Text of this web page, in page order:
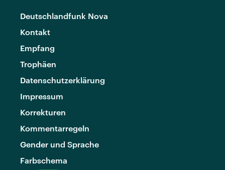
Deutschlandfunk Nova
Kontakt
Empfang
Trophäen
Datenschutzerklärung
Impressum
Korrekturen
Kommentarregeln
Gender und Sprache
Farbschema